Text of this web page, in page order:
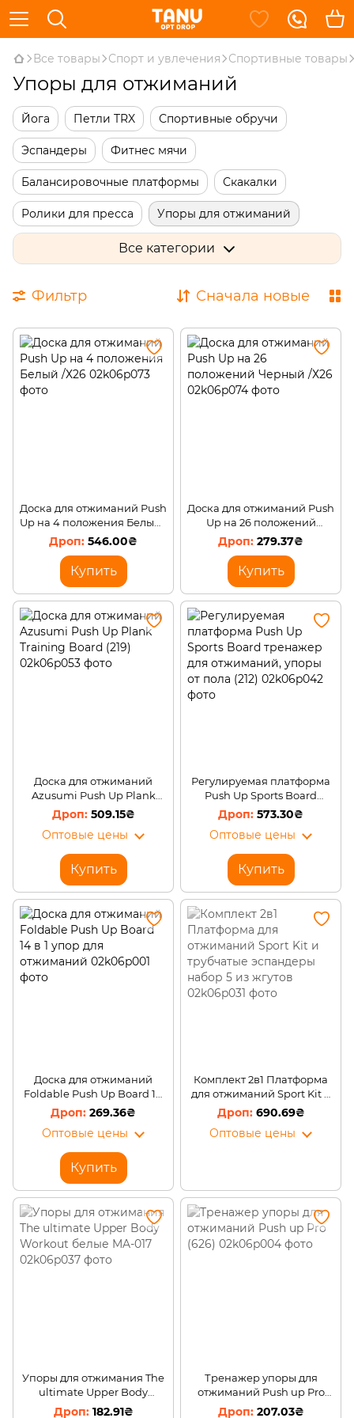
Все товары Спорт и увлечения Спортивные товары
Упоры для отжиманий
Йога Петли TRX Спортивные обручи
Эспандеры Фитнес мячи
Балансировочные платформы Скакалки
Ролики для пресса Упоры для отжиманий
Одежда для похудения Гимнастические палки
Все категории
Фильтр Сначала новые
Доска для отжиманий Push
Up на 4 положения Белый /
Х26
546.00₴
Купить
Доска для отжиманий Push
Up на 26 положений
Черный /Х26
279.37₴
Купить
Доска для отжиманий
Azusumi Push Up Plank
Training Board (219)
509.15₴
Оптовые цены
Купить
Регулируемая платформа
Push Up Sports Board
тренажер для отжиманий,
упоры от пола (212)
573.30₴
Оптовые цены
Купить
Доска для отжиманий
Foldable Push Up Board 14
в 1 упор для отжиманий
269.36₴
Оптовые цены
Купить
Комплект 2в1 Платформа
для отжиманий Sport Kit и
трубчатые эспандеры
набор 5 из жгутов
690.69₴
Оптовые цены
Упоры для отжимания The
ultimate Upper Body
Workout белые MA-017
182.91₴
Тренажер упоры для
отжиманий Push up Pro
(626)
207.03₴